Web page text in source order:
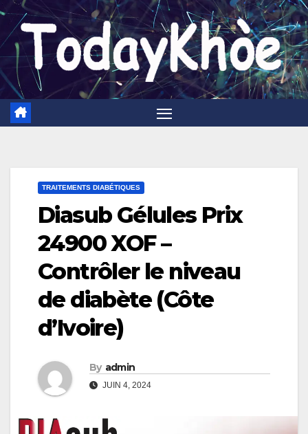
Skip
content
TRAITEMENTS DIABÉTIQUES
Diasub Gélules Prix
24900 XOF –
Contrôler le niveau
de diabète (Côte
d’Ivoire)
By admin
JUIN 4, 2024